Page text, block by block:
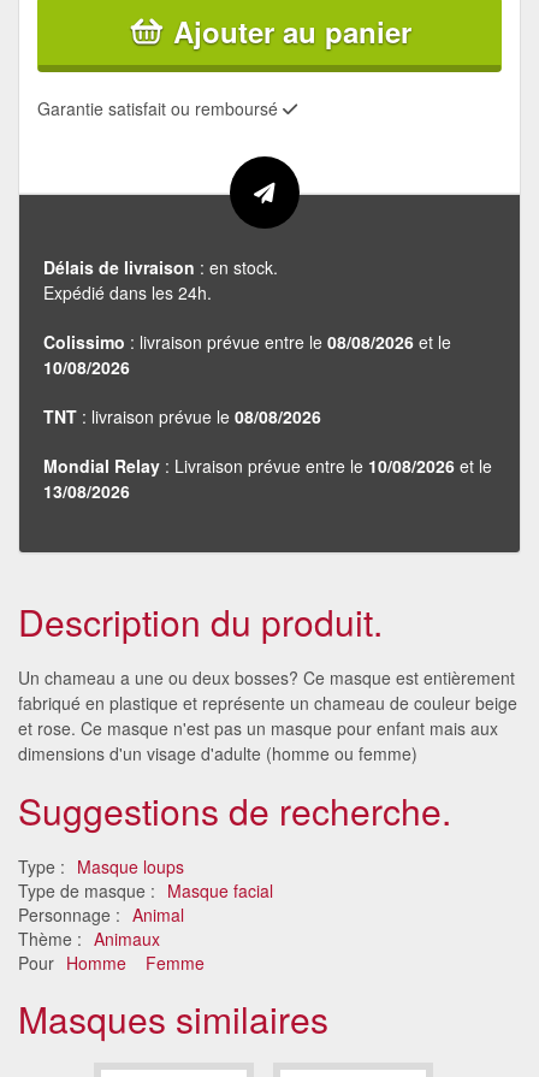
Ajouter au panier
Garantie satisfait ou remboursé
Délais de livraison : en stock.
Expédié dans les 24h.
Colissimo : livraison prévue entre le 08/08/2026 et le
10/08/2026
TNT : livraison prévue le 08/08/2026
Mondial Relay : Livraison prévue entre le 10/08/2026 et le
13/08/2026
Description du produit.
Un chameau a une ou deux bosses? Ce masque est entièrement
fabriqué en plastique et représente un chameau de couleur beige
et rose. Ce masque n'est pas un masque pour enfant mais aux
dimensions d'un visage d'adulte (homme ou femme)
Suggestions de recherche.
Type : Masque loups
Type de masque : Masque facial
Personnage : Animal
Thème : Animaux
Pour Homme Femme
Masques similaires